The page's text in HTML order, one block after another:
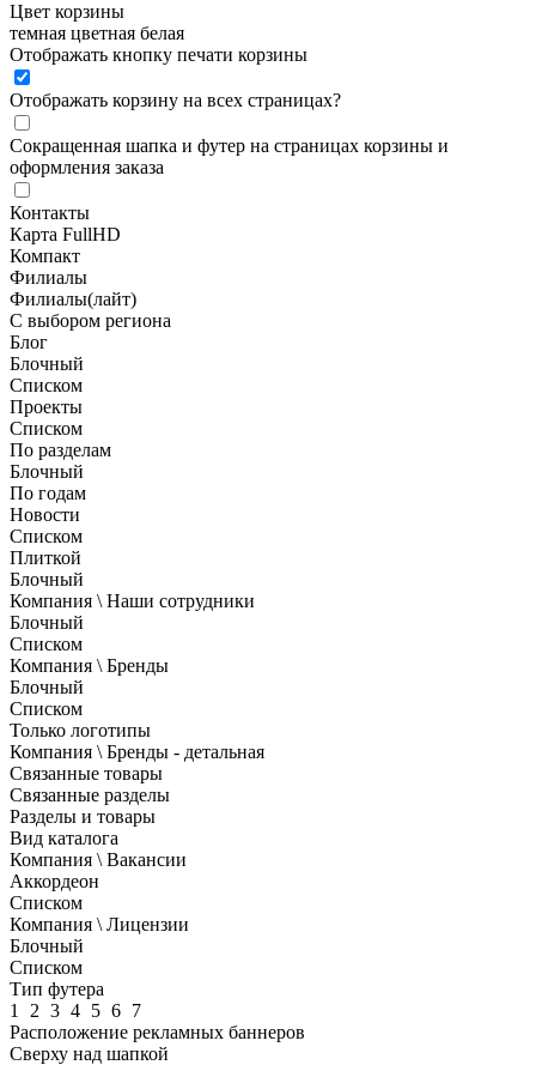
Цвет корзины
темная цветная белая
Отображать кнопку печати корзины
Отображать корзину на всех страницах?
Сокращенная шапка и футер на страницах корзины и
оформления заказа
Контакты
Карта FullHD
Компакт
Филиалы
Филиалы(лайт)
С выбором региона
Блог
Блочный
Списком
Проекты
Списком
По разделам
Блочный
По годам
Новости
Списком
Плиткой
Блочный
Компания \ Наши сотрудники
Блочный
Списком
Компания \ Бренды
Блочный
Списком
Только логотипы
Компания \ Бренды - детальная
Связанные товары
Связанные разделы
Разделы и товары
Вид каталога
Компания \ Вакансии
Аккордеон
Списком
Компания \ Лицензии
Блочный
Списком
Тип футера
1
2 3 4 5 6 7
Расположение рекламных баннеров
Сверху над шапкой